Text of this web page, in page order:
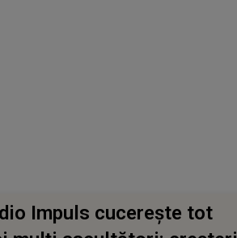
Impuls cucerește tot